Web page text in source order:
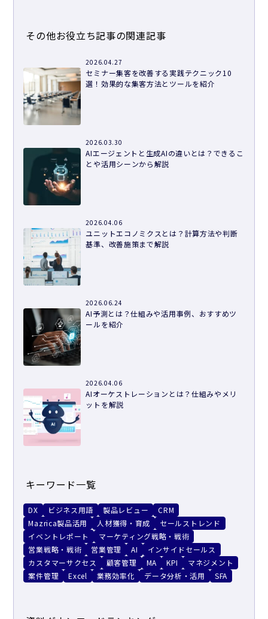
その他お役立ち記事の関連記事
2026.04.27
セミナー集客を改善する実践テクニック10
選！効果的な集客方法とツールを紹介
2026.03.30
AIエージェントと生成AIの違いとは？できるこ
とや活用シーンから解説
2026.04.06
ユニットエコノミクスとは？計算方法や判断
基準、改善施策まで解説
2026.06.24
AI予測とは？仕組みや活用事例、おすすめツ
ールを紹介
2026.04.06
AIオーケストレーションとは？仕組みやメリ
ットを解説
キーワード一覧
DX ビジネス用語 製品レビュー
CRM
Mazrica製品活用
人材獲得・育成
セールストレンド
イベントレポート
マーケティング戦略・戦術
営業戦略・戦術
営業管理 AI
インサイドセールス
カスタマーサクセス
顧客管理 MA KPI
マネジメント
案件管理
Excel 業務効率化 データ分析・活用 SFA